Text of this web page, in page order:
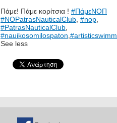
Πάμε! Πάμε κορίτσια ! #ΠάμεΝΟΠ
#NOPatrasNauticalClub, #nop,
#PatrasNauticalClub,
#nauikosomilospaton,
See less